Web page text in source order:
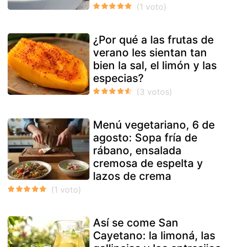
¿Por qué a las frutas de
verano les sientan tan
bien la sal, el limón y las
especias?
Menú vegetariano, 6 de
agosto: Sopa fría de
rábano, ensalada
cremosa de espelta y
lazos de crema
Así se come San
Cayetano: la limoná, las